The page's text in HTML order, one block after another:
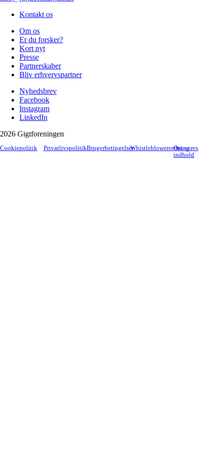
Kontakt os
Om os
Er du forsker?
Kort nyt
Presse
Partnerskaber
Bliv erhvervspartner
Nyhedsbrev
Facebook
Instagram
LinkedIn
2026 Gigtforeningen
Cookiepolitik PrivatlivspolitikBrugerbetingelserWhistleblowerordning
Om vores
indhold